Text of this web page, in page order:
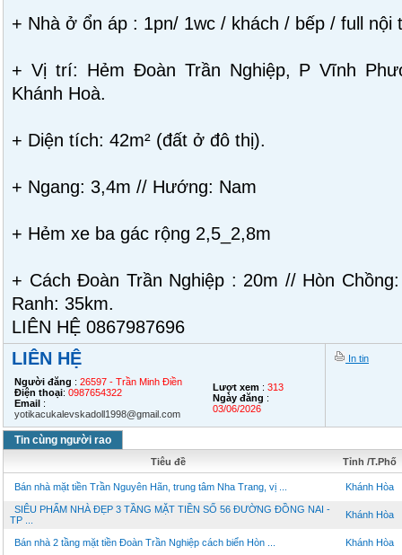
+ Nhà ở ổn áp : 1pn/ 1wc / khách / bếp / full nội
+ Vị trí: Hẻm Đoàn Trần Nghiệp, P Vĩnh
Khánh Hoà.
+ Diện tích: 42m² (đất ở đô thị).
+ Ngang: 3,4m // Hướng: Nam
+ Hẻm xe ba gác rộng 2,5_2,8m
+ Cách Đoàn Trần Nghiệp : 20m // Hòn
Ranh: 35km.
LIÊN HỆ 0867987696
LIÊN HỆ
Người đăng : 26597 - Trần Minh Điền
Điện thoại: 0987654322
Email :
yotikacukalevskadoll1998@gmail.com
Lượt xem : 313
Ngày đăng :
03/06/2026
In tin
Tin cùng người rao
Tiêu đề Tỉnh /T.Phố
Bán nhà mặt tiền Trần Nguyên Hãn, trung tâm Nha Trang, vị ... Khánh Hòa
SIÊU PHẨM NHÀ ĐẸP 3 TẦNG MẶT TIỀN SỐ 56 ĐƯỜNG ĐỒNG NAI -
TP ...
Khánh Hòa
Bán nhà 2 tầng mặt tiền Đoàn Trần Nghiệp cách biển Hòn ... Khánh Hòa